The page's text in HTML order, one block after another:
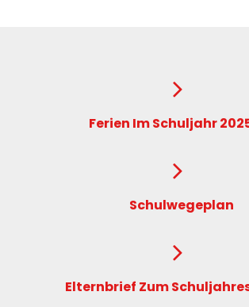
Ferien Im Schuljahr
Schulwegeplan
Elternbrief Zum